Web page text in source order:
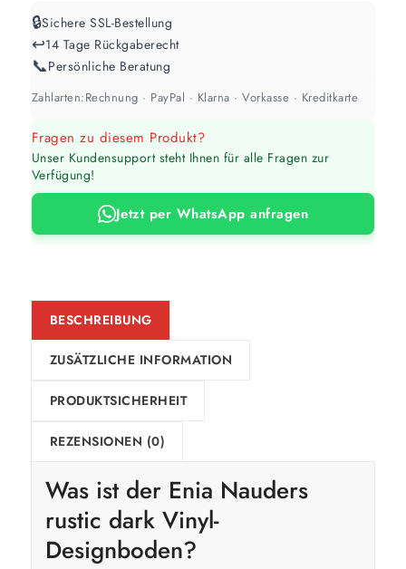
🔒Sichere SSL-Bestellung
↩️14 Tage Rückgaberecht
📞Persönliche Beratung
Zahlarten:Rechnung · PayPal · Klarna · Vorkasse · Kreditkarte
Fragen zu diesem Produkt?
Unser Kundensupport steht Ihnen für alle Fragen zur
Verfügung!
Jetzt per WhatsApp anfragen
BESCHREIBUNG
ZUSÄTZLICHE INFORMATION
PRODUKTSICHERHEIT
REZENSIONEN (0)
Was ist der Enia Nauders
rustic dark Vinyl-
Designboden?